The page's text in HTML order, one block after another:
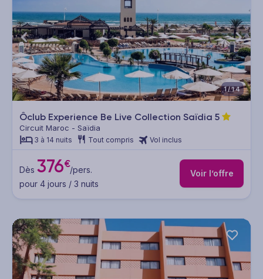
1/14
Ôclub Experience Be Live Collection Saïdia 5
Circuit Maroc - Saïdia
3 à 14 nuits Tout compris Vol inclus
Dès 376€/pers.
pour 4 jours / 3 nuits
Voir l’offre